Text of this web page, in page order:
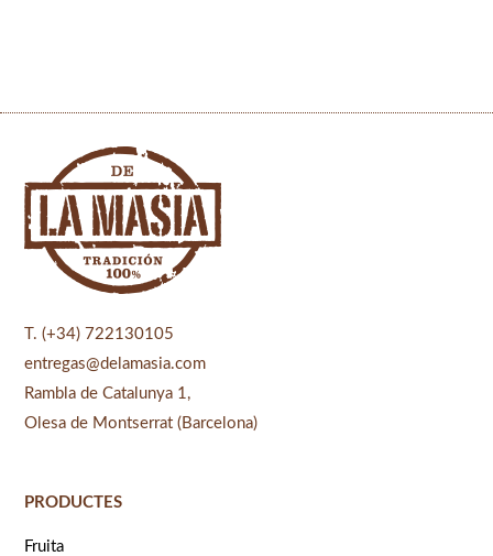
T. (+34) 722130105
entregas@delamasia.com
Rambla de Catalunya 1,
Olesa de Montserrat (Barcelona)
PRODUCTES
Fruita